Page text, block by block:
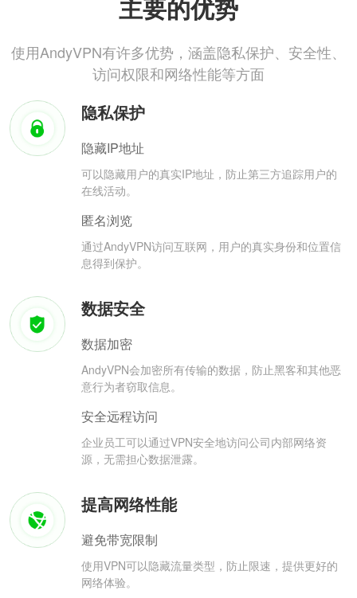
主要的优势
使用AndyVPN有许多优势，涵盖隐私保护、安全性、
访问权限和网络性能等方面
隐私保护
隐藏IP地址
可以隐藏用户的真实IP地址，防止第三方追踪用户的
在线活动。
匿名浏览
通过AndyVPN访问互联网，用户的真实身份和位置信
息得到保护。
数据安全
数据加密
AndyVPN会加密所有传输的数据，防止黑客和其他恶
意行为者窃取信息。
安全远程访问
企业员工可以通过VPN安全地访问公司内部网络资
源，无需担心数据泄露。
提高网络性能
避免带宽限制
使用VPN可以隐藏流量类型，防止限速，提供更好的
网络体验。